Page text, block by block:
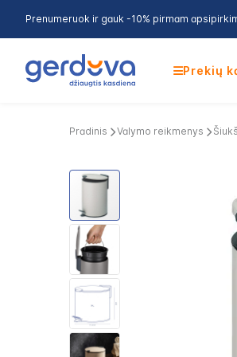
Prenumeruok ir gauk -10% pirmam
Prekių
Pradinis Valymo reikmenys
Skip
the
end
of
the
images
gallery